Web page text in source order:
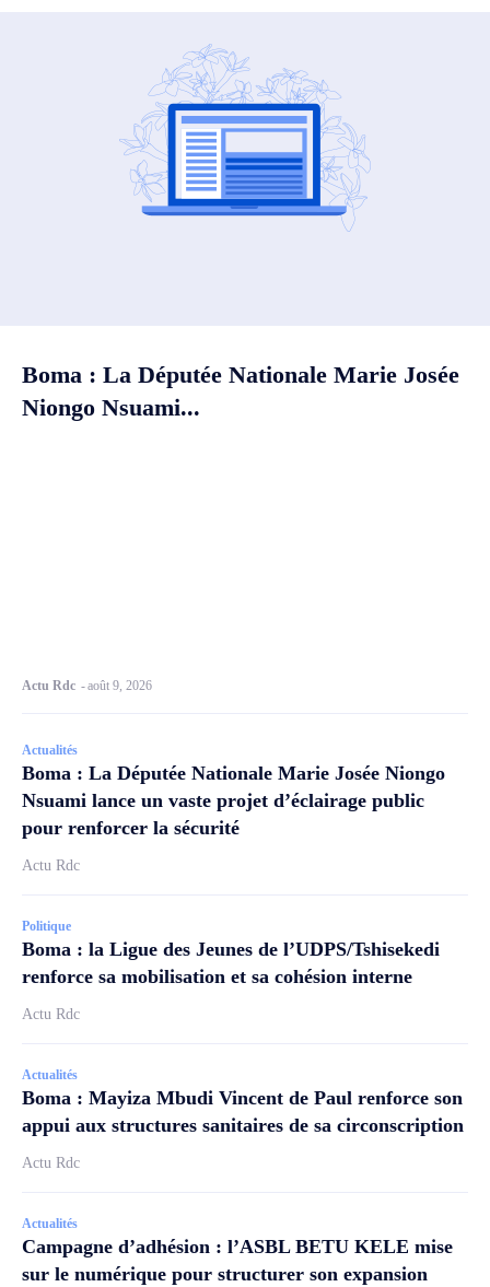
Boma : La Députée Nationale Marie Josée
Niongo Nsuami...
Actu Rdc -août 9, 2026
Actualités
Boma : La Députée Nationale Marie Josée Niongo
Nsuami lance un vaste projet d’éclairage public
pour renforcer la sécurité
Actu Rdc
Politique
Boma : la Ligue des Jeunes de l’UDPS/Tshisekedi
renforce sa mobilisation et sa cohésion interne
Actu Rdc
Actualités
Boma : Mayiza Mbudi Vincent de Paul renforce son
appui aux structures sanitaires de sa circonscription
Actu Rdc
Actualités
Campagne d’adhésion : l’ASBL BETU KELE mise
sur le numérique pour structurer son expansion